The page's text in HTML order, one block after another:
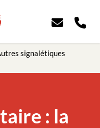
signalétiques
: la